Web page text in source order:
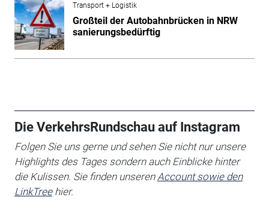
Transport + Logistik
Großteil der Autobahnbrücken in NRW
sanierungsbedürftig
Die VerkehrsRundschau auf Instagram
Folgen Sie uns gerne und sehen Sie nicht nur unsere
Highlights des Tages sondern auch Einblicke hinter
die Kulissen. Sie finden unseren Account sowie den
LinkTreehier.